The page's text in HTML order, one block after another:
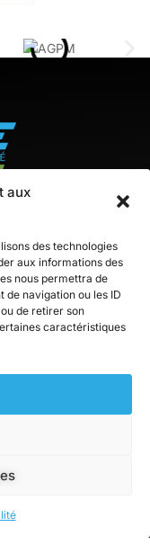
aux
des technologies
aux informations des
nous permettra de
de navigation ou les ID
de retirer son
caractéristiques
long